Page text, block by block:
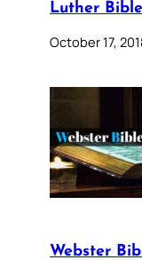
Luther Bible
October 17,
Webster